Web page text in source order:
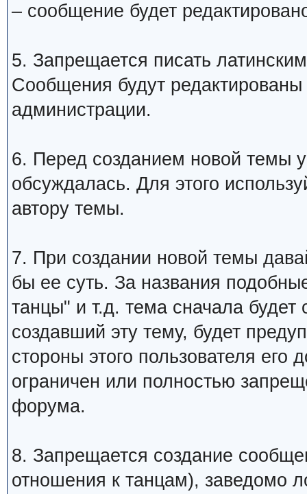
– сообщение будет
5. Запрещается писать
Сообщения будут
администрации.
6. Перед созданием новой темы
обсуждалась. Для этого
автору темы.
7. При создании новой темы
бы ее суть. За названия
танцы" и т.д. тема сначала будет
создавший эту тему, будет
стороны этого пользователя
ограничен или полностью
форума.
8. Запрещается создание
отношения к танцам), заведомо